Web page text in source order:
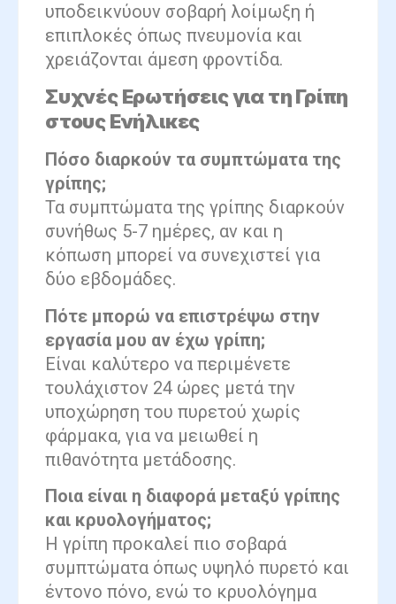
υποδεικνύουν σοβαρή λοίμωξη ή
επιπλοκές όπως πνευμονία και
χρειάζονται άμεση φροντίδα.
Συχνές Ερωτήσεις για τη Γρίπη
στους Ενήλικες
Πόσο διαρκούν τα συμπτώματα της
γρίπης;
Τα συμπτώματα της γρίπης διαρκούν
συνήθως 5-7 ημέρες, αν και η
κόπωση μπορεί να συνεχιστεί για
δύο εβδομάδες.
Πότε μπορώ να επιστρέψω στην
εργασία μου αν έχω γρίπη;
Είναι καλύτερο να περιμένετε
τουλάχιστον 24 ώρες μετά την
υποχώρηση του πυρετού χωρίς
φάρμακα, για να μειωθεί η
πιθανότητα μετάδοσης.
Ποια είναι η διαφορά μεταξύ γρίπης
και κρυολογήματος;
Η γρίπη προκαλεί πιο σοβαρά
συμπτώματα όπως υψηλό πυρετό και
έντονο πόνο, ενώ το κρυολόγημα